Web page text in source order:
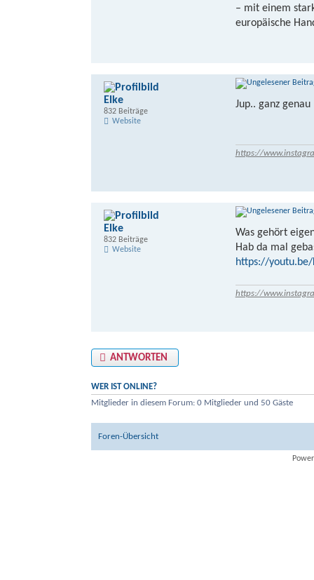
– mit einem
europäische
Jup.. ganz genau
https://
Elke
832 Beiträge
Website
Was gehört
Hab da mal
https://youtu.be/
https://
Elke
832 Beiträge
Website
ANTWORTEN
WER IST ONLINE?
Mitglieder in diesem Forum: 0 Mitglieder und 50 Gäste
Foren-Übersicht